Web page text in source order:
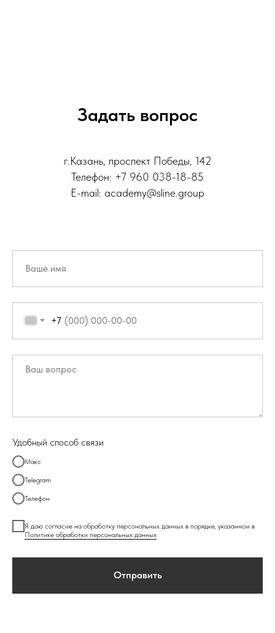
Задать вопрос
г.Казань, проспект Победы, 142
Телефон: +7 960 038-18-85
E-mail: academy@sline.group
+7
Удобный способ связи
Макс
Telegram
Телефон
Я даю согласие на обработку персональных данных в порядке, указанном в
Политике обработки персональных данных
Отправить